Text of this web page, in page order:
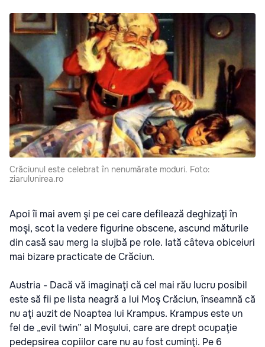
Crăciunul este celebrat în nenumărate moduri. Foto:
ziarulunirea.ro
Apoi îi mai avem şi pe cei care defilează deghizaţi în
moşi, scot la vedere figurine obscene, ascund măturile
din casă sau merg la slujbă pe role. Iată câteva obiceiuri
mai bizare practicate de Crăciun.
Austria - Dacă vă imaginaţi că cel mai rău lucru posibil
este să fii pe lista neagră a lui Moş Crăciun, înseamnă că
nu aţi auzit de Noaptea lui Krampus. Krampus este un
fel de „evil twin” al Moşului, care are drept ocupaţie
pedepsirea copiilor care nu au fost cuminţi. Pe 6